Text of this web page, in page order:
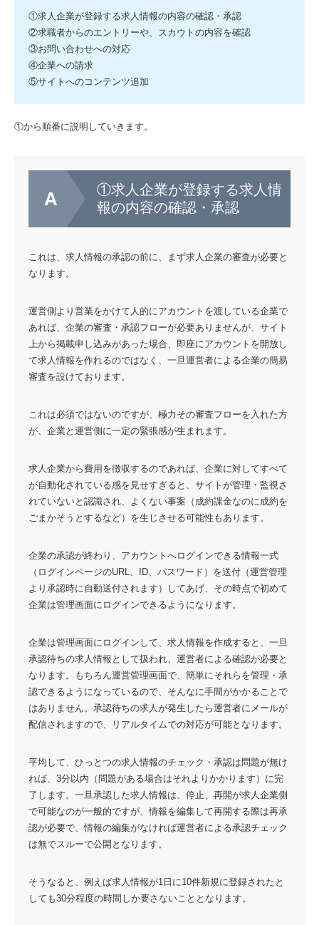
①求人企業が登録する求人情報の内容の確認・承認
②求職者からのエントリーや、スカウトの内容を確認
③お問い合わせへの対応
④企業への請求
⑤サイトへのコンテンツ追加
①から順番に説明していきます。
①求人企業が登録する求人情
報の内容の確認・承認
これは、求人情報の承認の前に、まず求人企業の審査が必要と
なります。
運営側より営業をかけて人的にアカウントを渡している企業で
あれば、企業の審査・承認フローが必要ありませんが、サイト
上から掲載申し込みがあった場合、即座にアカウントを開放し
て求人情報を作れるのではなく、一旦運営者による企業の簡易
審査を設けております。
これは必須ではないのですが、極力その審査フローを入れた方
が、企業と運営側に一定の緊張感が生まれます。
求人企業から費用を徴収するのであれば、企業に対してすべて
が自動化されている感を見せすぎると、サイトが管理・監視さ
れていないと認識され、よくない事案（成約課金なのに成約を
ごまかそうとするなど）を生じさせる可能性もあります。
企業の承認が終わり、アカウントへログインできる情報一式
（ログインページのURL、ID、パスワード）を送付（運営管理
より承認時に自動送付されます）してあげ、その時点で初めて
企業は管理画面にログインできるようになります。
企業は管理画面にログインして、求人情報を作成すると、一旦
承認待ちの求人情報として扱われ、運営者による確認が必要と
なります。もちろん運営管理画面で、簡単にそれらを管理・承
認できるようになっているので、そんなに手間がかかることで
はありません。承認待ちの求人が発生したら運営者にメールが
配信されますので、リアルタイムでの対応が可能となります。
平均して、ひっとつの求人情報のチェック・承認は問題が無け
れば、3分以内（問題がある場合はそれよりかかります）に完
了します。一旦承認した求人情報は、停止、再開が求人企業側
で可能なのが一般的ですが、情報を編集して再開する際は再承
認が必要で、情報の編集がなければ運営者による承認チェック
は無でスルーで公開となります。
そうなると、例えば求人情報が1日に10件新規に登録されたと
しても30分程度の時間しか要さないこととなります。